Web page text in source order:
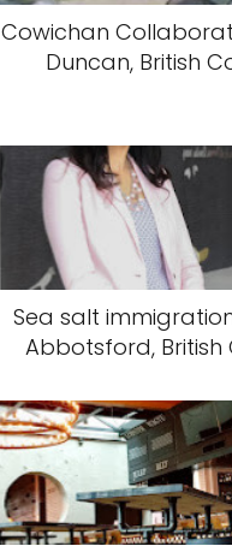
Cowichan
Duncan, British
Sea salt
Abbotsford, British